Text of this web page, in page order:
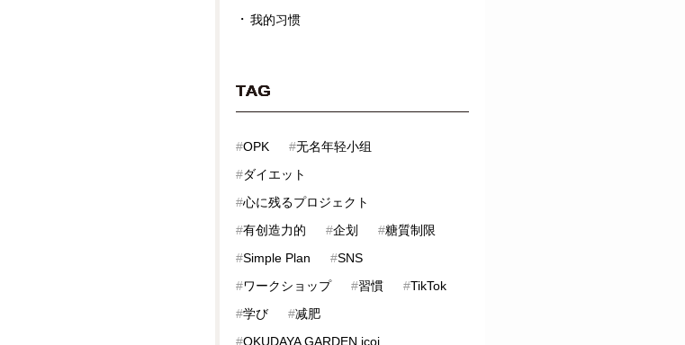
我的习惯
TAG
#OPK #无名年轻小组
#ダイエット
#心に残るプロジェクト
#有创造力的 #企划 #糖質制限
#Simple Plan #SNS
#ワークショップ #習慣 #TikTok
#学び #减肥
#OKUDAYA GARDEN icoi